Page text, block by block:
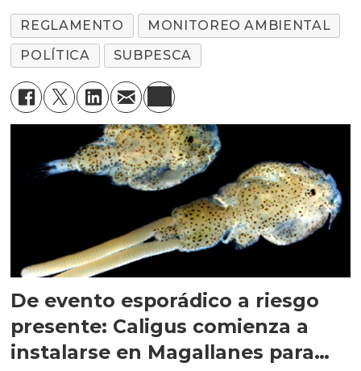
REGLAMENTO
MONITOREO AMBIENTAL
POLÍTICA
SUBPESCA
De evento esporádico a riesgo
presente: Caligus comienza a
instalarse en Magallanes para